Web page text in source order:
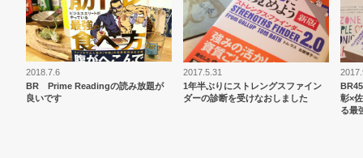
2018.7.6
BR Prime Readingの読み放題が
良いです
2017.5.31
1年半ぶりにストレングスファイン
ダーの診断を受けなおしました
彰×
る最